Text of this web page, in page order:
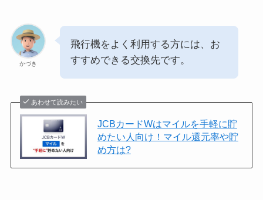
かづき
飛行機をよく利用する方には、お
すすめできる交換先です。
あわせて読みたい
JCBカードWはマイルを手軽に貯
めたい人向け！マイル還元率や貯
め方は?